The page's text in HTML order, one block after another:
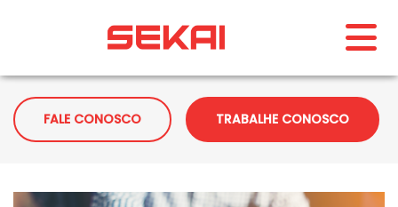
FALE CONOSCO TRABALHE CONOSCO